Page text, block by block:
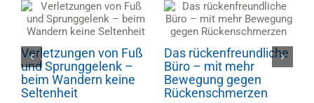
Verletzungen von Fuß
und Sprunggelenk –
beim Wandern keine
Seltenheit
Das rückenfreundliche
Büro – mit mehr
Bewegung gegen
Rückenschmerzen